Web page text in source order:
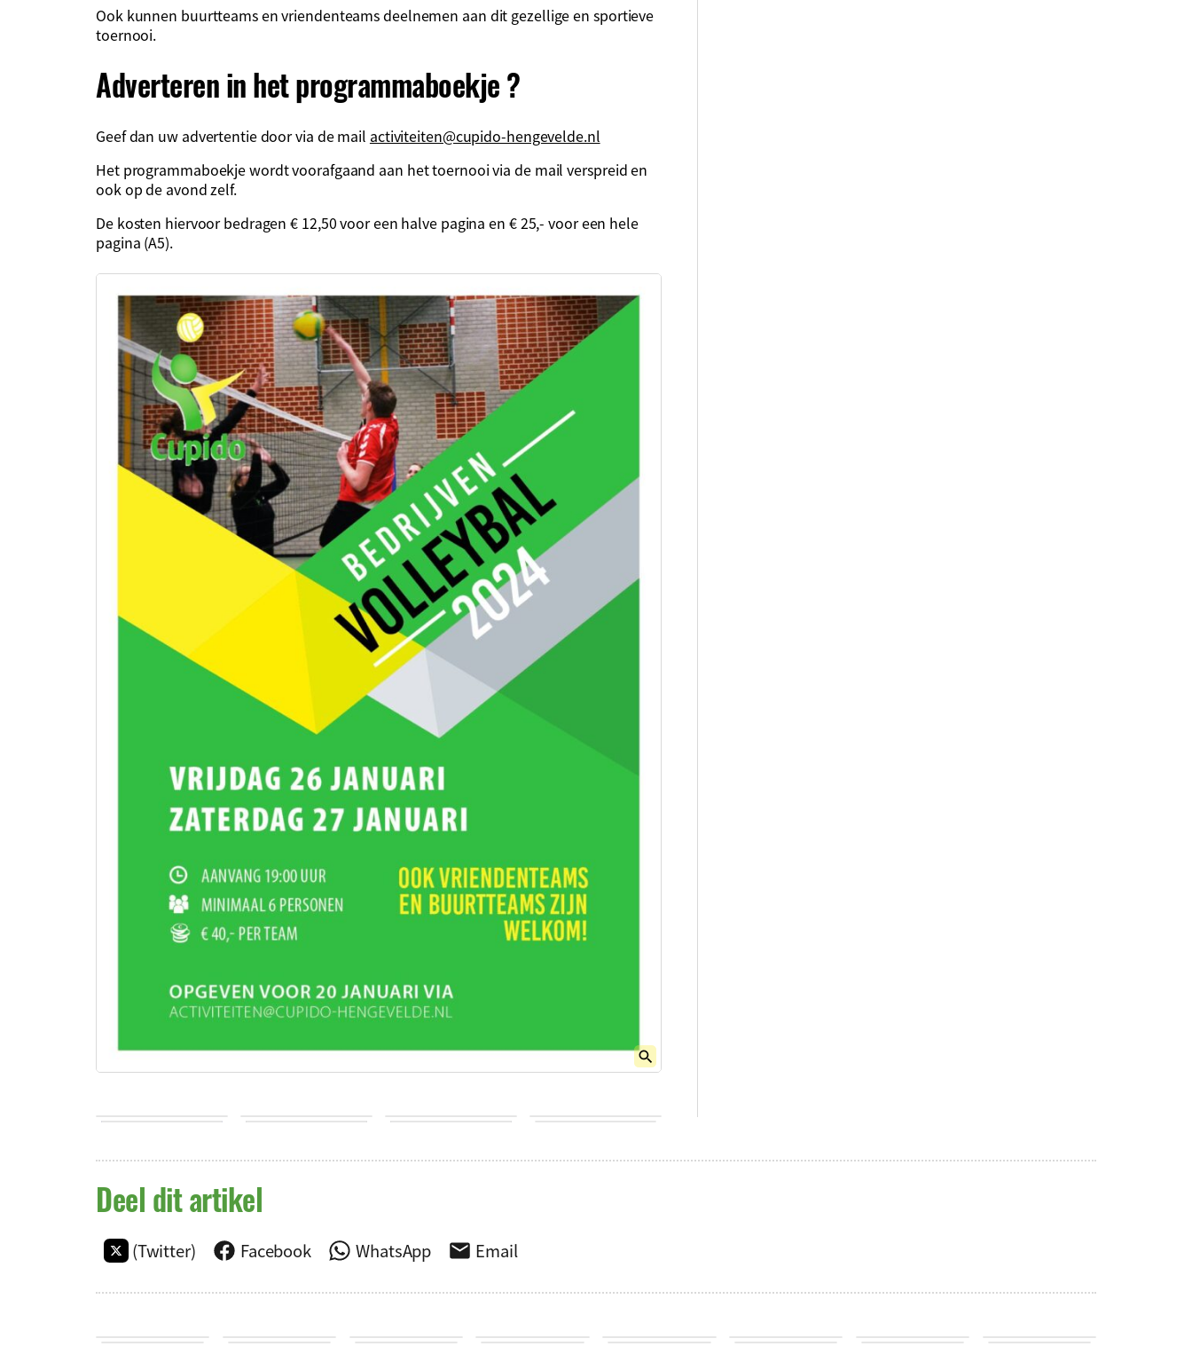
Ook kunnen buurtteams en vriendenteams deelnemen aan dit gezellige en sportieve
toernooi.
Adverteren in het programmaboekje ?
Geef dan uw advertentie door via de mail activiteiten@cupido-hengevelde.nl
Het programmaboekje wordt voorafgaand aan het toernooi via de mail verspreid en
ook op de avond zelf.
De kosten hiervoor bedragen € 12,50 voor een halve pagina en € 25,- voor een hele
pagina (A5).
Deel dit artikel
(Twitter) Facebook WhatsApp Email